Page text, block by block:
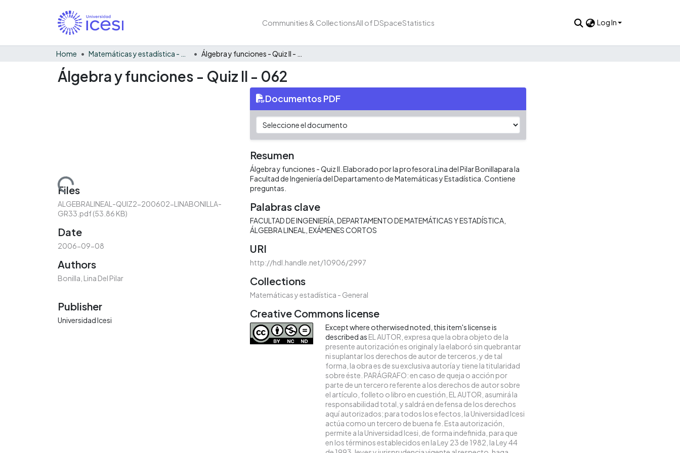
Communities & CollectionsAll of DSpaceStatistics Log In
Home
Álgebra y funciones - Quiz II - 062
Loading...
Files
ALGEBRALINEAL-QUIZ2-200602-LINABONILLA-
GR33.pdf(53.86 KB)
Date
2006-09-08
Authors
Bonilla, Lina Del Pilar
Publisher
Universidad Icesi
Documentos PDF
Resumen
Álgebra y funciones - Quiz II. Elaborado por la profesora Lina del Pilar Bonillapara la
Facultad de Ingeniería del Departamento de Matemáticas y Estadística. Contiene
preguntas.
Palabras clave
FACULTAD DE INGENIERÍA DEPARTAMENTO DE MATEMÁTICAS Y ESTADÍSTICA
ÁLGEBRA LINEAL
EXÁMENES CORTOS
URI
http://hdl.handle.net/10906/2997
Collections
Matemáticas y estadística - General
Creative Commons license
Except where otherwised noted, this item's license is
described as EL AUTOR, expresa que la obra objeto de la
presente autorización es original y la elaboró sin quebrantar
ni suplantar los derechos de autor de terceros, y de tal
forma, la obra es de su exclusiva autoría y tiene la titularidad
sobre éste. PARÁGRAFO: en caso de queja o acción por
parte de un tercero referente a los derechos de autor sobre
el artículo, folleto o libro en cuestión, EL AUTOR, asumirá la
responsabilidad total, y saldrá en defensa de los derechos
aquí autorizados; para todos los efectos, la Universidad Icesi
actúa como un tercero de buena fe. Esta autorización,
permite a la Universidad Icesi, de forma indefinida, para que
en los términos establecidos en la Ley 23 de 1982, la Ley 44